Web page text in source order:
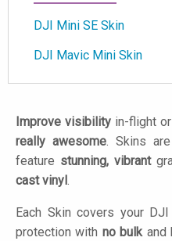
DJI Mini SE Skin
DJI Mavic Mini Skin
Improve visibilityin-flight or
really awesome. Skins
feature stunning, vibrant
cast vinyl .
Each Skin covers your
protection with no bulkand